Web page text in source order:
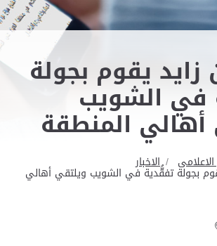
زايد يقوم بجولة
في الشويب
المنطقة
الاخبار
بجولة تفقُّدية في الشويب ويلتقي أهالي